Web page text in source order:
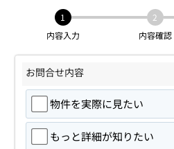
1
内容入力
2
内容確認
お問合せ内容
物件を実際に見たい
もっと詳細が知りたい